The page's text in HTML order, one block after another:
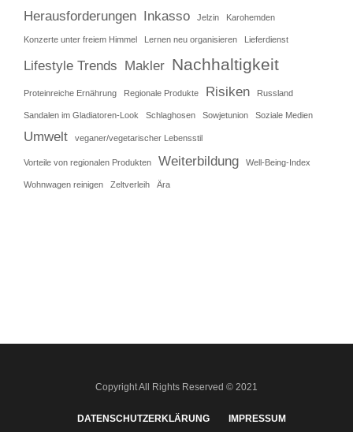
Herausforderungen Inkasso Jelzin Karohemden
Konzerte unter freiem Himmel Lernen neu organisieren Lieferdienst
Lifestyle Trends Makler Nachhaltigkeit
Proteinreiche Ernährung Regionale Produkte Risiken Russland
Sandalen im Gladiatoren-Look Schlaghosen Sowjetunion Soziale Medien
Umwelt veganer/vegetarischer Lebensstil
Vorteile von regionalen Produkten Weiterbildung Well-Being-Index
Wohnwagen reinigen Zeltverleih Ära
Copyright All Rights Reserved © 2021
DATENSCHUTZERKLÄRUNG IMPRESSUM